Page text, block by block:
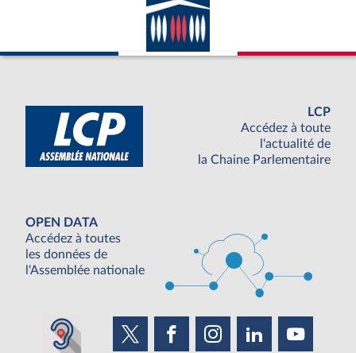
LCP
Accédez à toute
l'actualité de
la Chaine Parlementaire
OPEN DATA
Accédez à toutes
les données de
l'Assemblée nationale